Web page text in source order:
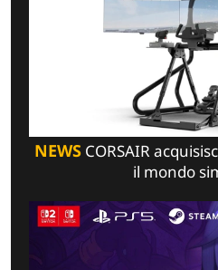
NEWSCORSAIR
il mondo